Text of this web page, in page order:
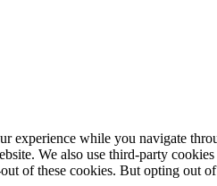
experience while you navigate
We also use third-party
of these cookies. But opting out